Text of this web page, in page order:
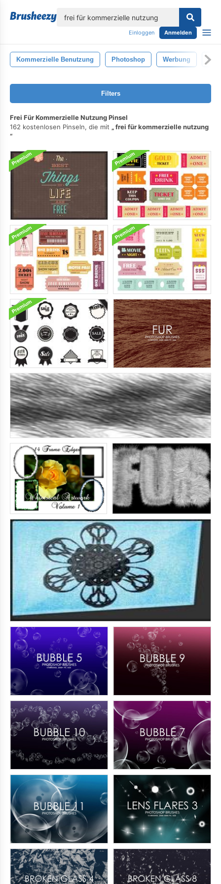
Einloggen Anmelden
Kommerzielle Benutzung Photoshop Werbung
Filters
Frei Für Kommerzielle Nutzung Pinsel
162 kostenlosen Pinseln, die mit
frei für kommerzielle nutzung